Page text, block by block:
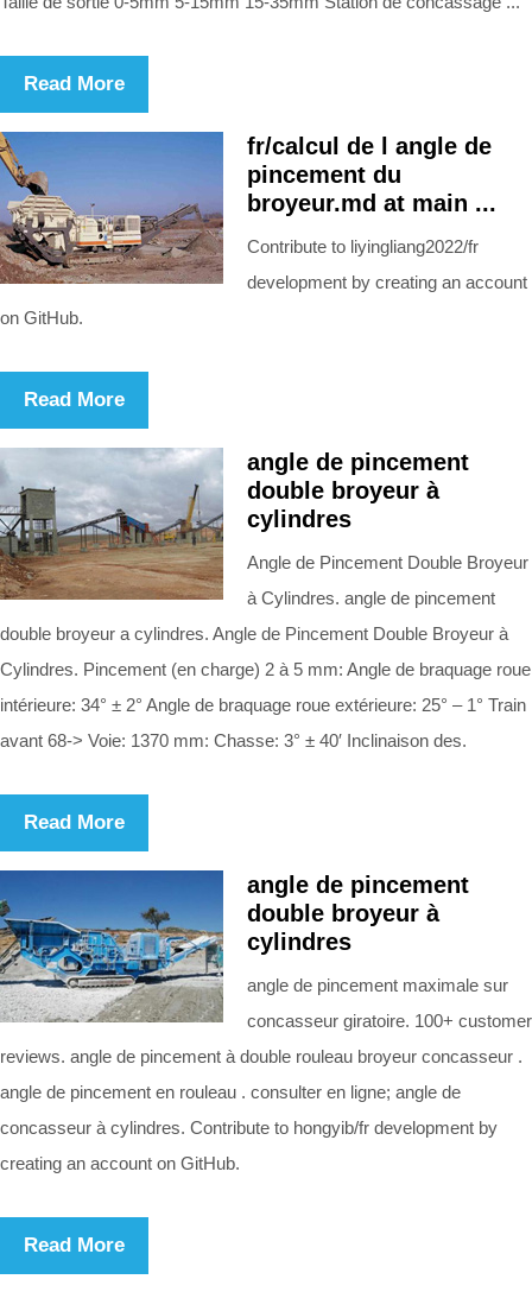
Read More
fr/calcul de l angle de
pincement du
broyeur.md at main ...
Contribute to liyingliang2022/fr
development by creating an account
on GitHub.
Read More
angle de pincement
double broyeur à
cylindres
Angle de Pincement Double Broyeur
à Cylindres. angle de pincement
double broyeur a cylindres. Angle de Pincement Double Broyeur à
Cylindres. Pincement (en charge) 2 à 5 mm: Angle de braquage roue
intérieure: 34° ± 2° Angle de braquage roue extérieure: 25° – 1° Train
avant 68-> Voie: 1370 mm: Chasse: 3° ± 40′ Inclinaison des.
Read More
angle de pincement
double broyeur à
cylindres
angle de pincement maximale sur
concasseur giratoire. 100+ customer
reviews. angle de pincement à double rouleau broyeur concasseur .
angle de pincement en rouleau . consulter en ligne; angle de
concasseur à cylindres. Contribute to hongyib/fr development by
creating an account on GitHub.
Read More